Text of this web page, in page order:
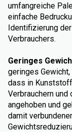
umfangreiche
einfache
Identifizierung
Verbrauchers.
Geringes
geringes
dass in
Verbrauchern
angehoben und
damit